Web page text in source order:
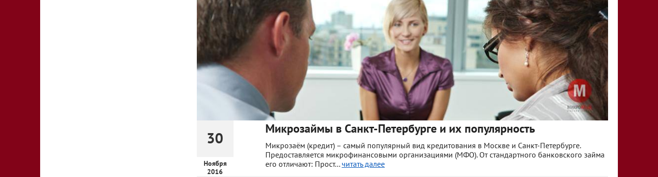
30
Ноября
2016
Микрозаймы в Санкт-Петербурге и их популярность
Микрозаём (кредит) – самый популярный вид кредитования в Москве и Санкт-Петербурге.
Предоставляется микрофинансовыми организациями (МФО). От стандартного банковского займа
его отличают: Прост...читать далее